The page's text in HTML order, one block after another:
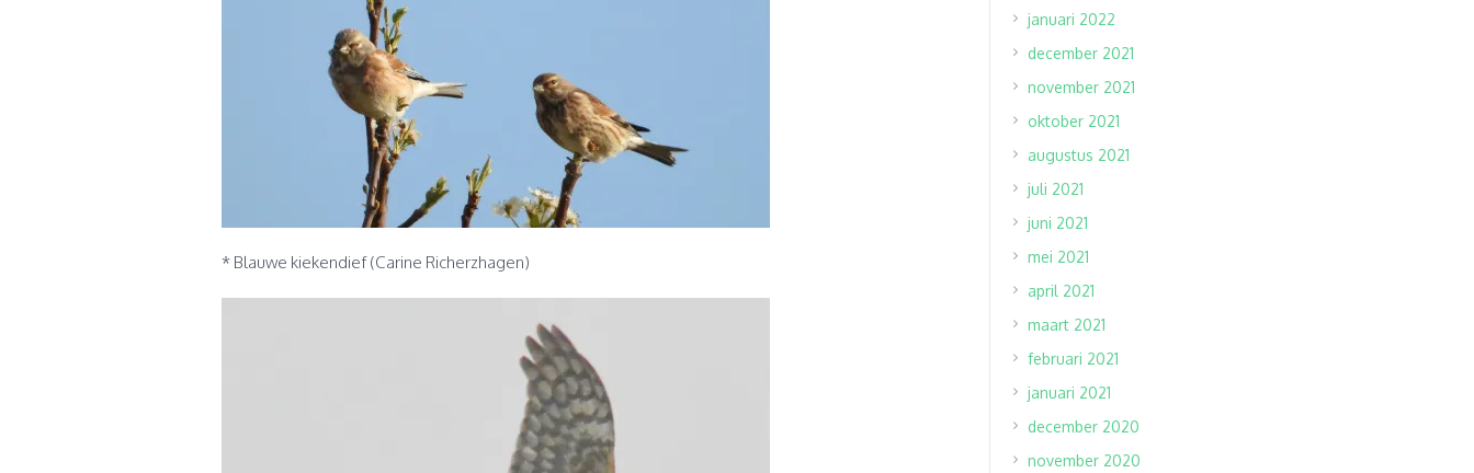
* Blauwe kiekendief (Carine Richerzhagen)
januari 2022
december 2021
november 2021
oktober 2021
augustus 2021
juli 2021
juni 2021
mei 2021
april 2021
maart 2021
februari 2021
januari 2021
december 2020
november 2020